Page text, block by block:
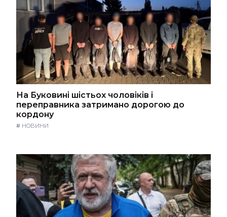
На Буковині шістьох чоловіків і
переправника затримано дорогою до
кордону
# НОВИНИ